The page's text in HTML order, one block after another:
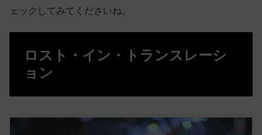
ェックしてみてくださいね。
ロスト・イン・トランスレーシ
ョン